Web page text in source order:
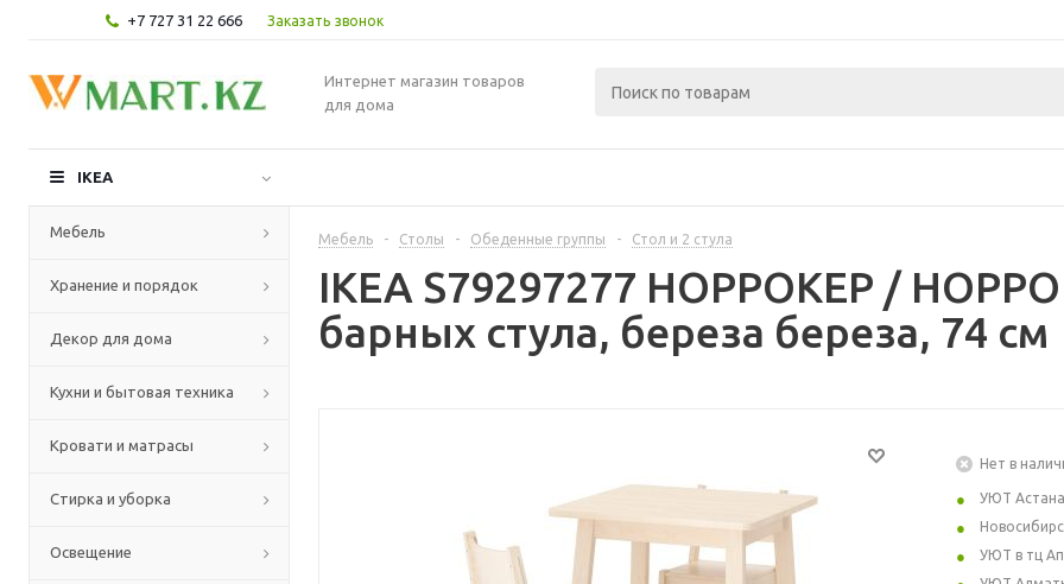
+7 727 31 22 666 Заказать звонок
Интернет магазин товаров
для дома
IKEA
Мебель
Хранение и порядок
Декор для дома
Кухни и бытовая техника
Кровати и матрасы
Стирка и уборка
Освещение
Мебель - Столы - Обеденные группы - Стол и 2 стула
IKEA S79297277 НОРРОКЕР /
барных стула, береза береза, 74 см
Нет в
УЮТ Астана
УЮТ в тц